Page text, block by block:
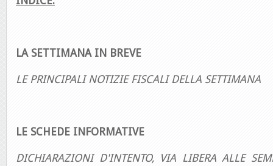
LA SETTIMANA IN BREVE
LE PRINCIPALI NOTIZIE FISCALI DELLA SETTIMANA
LE SCHEDE INFORMATIVE
DICHIARAZIONI D'INTENTO, VIA LIBERA ALLE